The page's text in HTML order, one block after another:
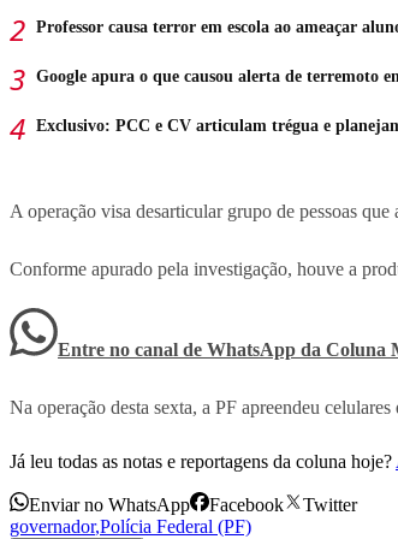
Professor causa terror em escola ao ameaçar
Google apura o que causou alerta de terremoto
Exclusivo: PCC e CV articulam trégua e
A operação visa desarticular grupo de pessoas
Conforme apurado pela investigação, houve a
Entre no canal de WhatsApp da Coluna
Na operação desta sexta, a PF apreendeu
Já leu todas as notas e reportagens da coluna hoje?
Enviar no WhatsApp Facebook
Twitter
governador,Polícia Federal (PF)